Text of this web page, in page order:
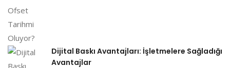
Dijital Baskı Avantajları: İşletmelere Sağladığı
Avantajlar